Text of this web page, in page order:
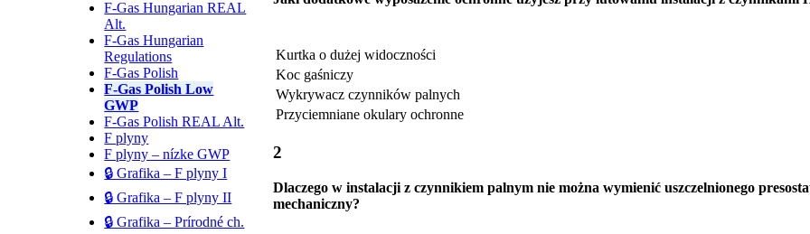
F-Gas Hungarian REAL
Alt.
F-Gas Hungarian
Regulations
F-Gas Polish
F-Gas Polish Low
GWP
F-Gas Polish REAL Alt.
F plyny
F plyny – nízke GWP
🔒 Grafika – F plyny I
🔒 Grafika – F plyny II
🔒 Grafika – Prírodné ch.
Kurtka o dużej widoczności
Koc gaśniczy
Wykrywacz czynników palnych
Przyciemniane okulary ochronne
2
Dlaczego w instalacji z czynnikiem palnym nie można wymienić uszczelnionego
mechaniczny?